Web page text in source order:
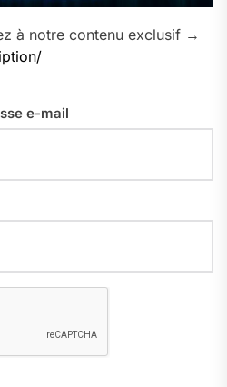
à notre contenu exclusif →
e-mail